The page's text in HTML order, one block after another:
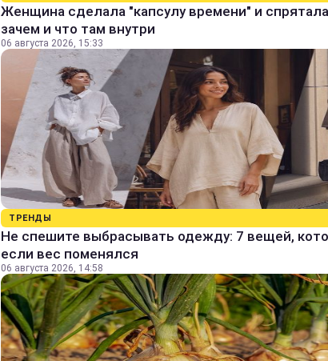
Женщина сделала "капсулу времени" и
зачем и что там внутри
06 августа 2026, 15:33
ТРЕНДЫ
Не спешите выбрасывать одежду: 7 вещей,
если вес поменялся
06 августа 2026, 14:58